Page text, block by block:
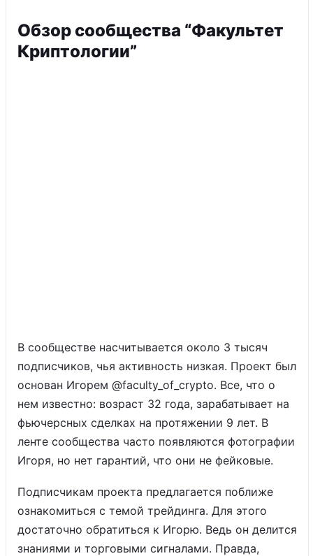
Обзор сообщества “Факультет
Криптологии”
В сообществе насчитывается около 3 тысяч
подписчиков, чья активность низкая. Проект был
основан Игорем @faculty_of_crypto. Все, что о
нем известно: возраст 32 года, зарабатывает на
фьючерсных сделках на протяжении 9 лет. В
ленте сообщества часто появляются фотографии
Игоря, но нет гарантий, что они не фейковые.
Подписчикам проекта предлагается поближе
ознакомиться с темой трейдинга. Для этого
достаточно обратиться к Игорю. Ведь он делится
знаниями и торговыми сигналами. Правда,